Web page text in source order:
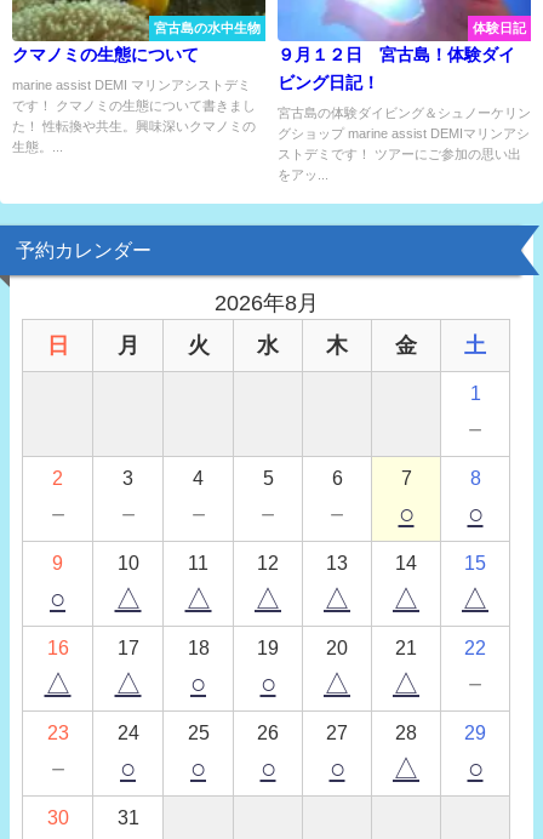
宮古島の水中生物
クマノミの生態について
marine assist DEMI マリンアシストデミ
です！ クマノミの生態について書きまし
た！ 性転換や共生。興味深いクマノミの
生態。...
体験日記
９月１２日 宮古島！体験ダイ
ビング日記！
宮古島の体験ダイビング＆シュノーケリン
グショップ marine assist DEMIマリンアシ
ストデミです！ ツアーにご参加の思い出
をアッ...
予約カレンダー
2026年8月
日
月 火 水 木 金 土
1
－
2
－
3
－
4
－
5
－
6
－
7
○
8
○
9
○
10
△
11
△
12
△
13
△
14
△
15
△
16
△
17
△
18
○
19
○
20
△
21
△
22
－
23
－
24
○
25
○
26
○
27
○
28
△
29
○
30 31